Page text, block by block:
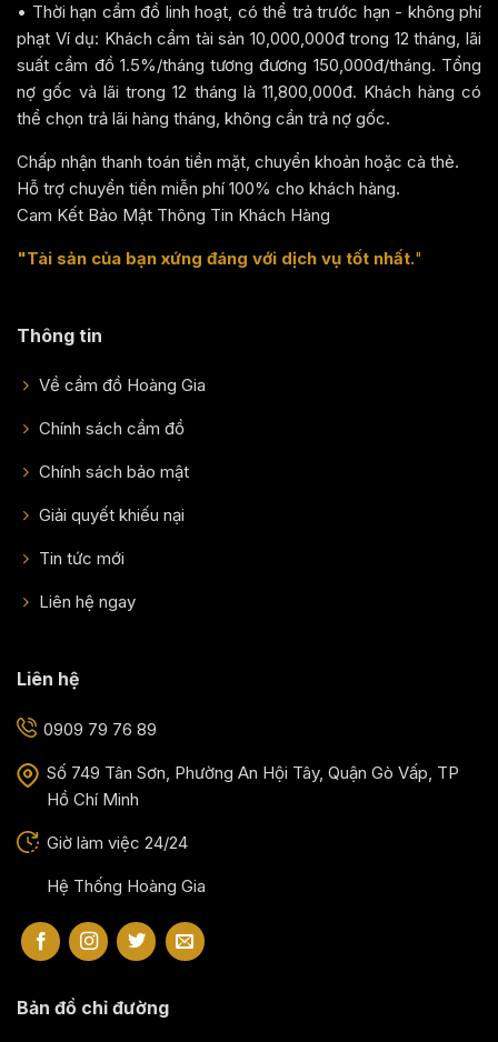
• Thời hạn cầm đồ linh hoạt, có thể trả trước hạn - không phí
phạt Ví dụ: Khách cầm tài sản 10,000,000đ trong 12 tháng, lãi
suất cầm đồ 1.5%/tháng tương đương 150,000đ/tháng. Tổng
nợ gốc và lãi trong 12 tháng là 11,800,000đ. Khách hàng có
thể chọn trả lãi hàng tháng, không cần trả nợ gốc.
Chấp nhận thanh toán tiền mặt, chuyển khoản hoặc cà thẻ.
Hỗ trợ chuyển tiền miễn phí 100% cho khách hàng.
Cam Kết Bảo Mật Thông Tin Khách Hàng
"Tài sản của bạn xứng đáng với dịch vụ tốt nhất."
Thông tin
Về cầm đồ Hoàng Gia
Chính sách cầm đồ
Chính sách bảo mật
Giải quyết khiếu nại
Tin tức mới
Liên hệ ngay
Liên hệ
0909 79 76 89
Số 749 Tân Sơn, Phường An Hội Tây, Quận Gò Vấp, TP
Hồ Chí Minh
Giờ làm việc 24/24
Hệ Thống Hoàng Gia
Bản đồ chỉ đường